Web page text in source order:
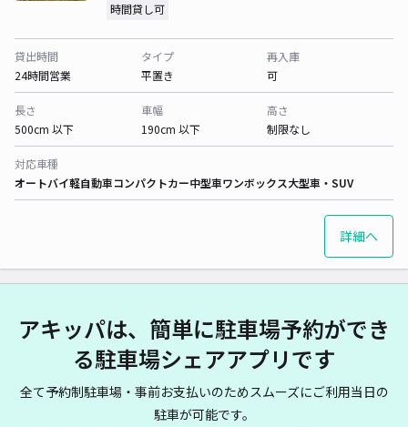
時間貸し可
貸出時間
24時間営業
タイプ
平置き
再入庫
可
長さ
500cm 以下
車幅
190cm 以下
高さ
制限なし
対応車種
オートバイ軽自動車コンパクトカー中型車ワンボックス大型車・SUV
詳細へ
アキッパは、簡単に駐車場予約ができ
る駐車場シェアアプリです
全て予約制駐車場・事前お支払いのためスムーズにご利用当日の
駐車が可能です。